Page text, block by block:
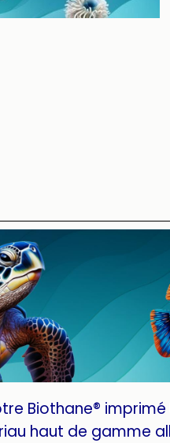
Biothane®
haut de gamme